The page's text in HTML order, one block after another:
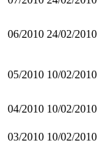
06/2010 24/02/2010
05/2010 10/02/2010
04/2010 10/02/2010
03/2010 10/02/2010